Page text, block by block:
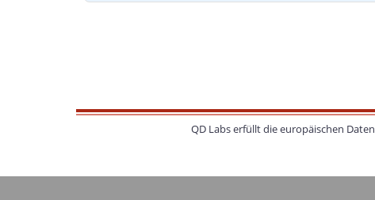
QD Labs erfüllt die europäischen